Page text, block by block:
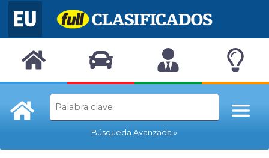
Búsqueda Avanzada